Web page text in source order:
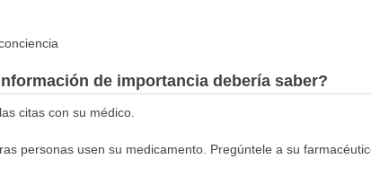
de importancia debería saber?
citas con su médico.
personas usen su medicamento. Pregúntele a su